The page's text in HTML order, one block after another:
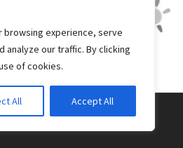
browsing experience, serve
analyze our traffic. By clicking
of cookies.
All Accept All